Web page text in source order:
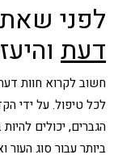
לפני
דעת
חשוב לקרוא חוות
לכל טיפול. על ידי
הגברים, יכולים
ביותר עבור סוג